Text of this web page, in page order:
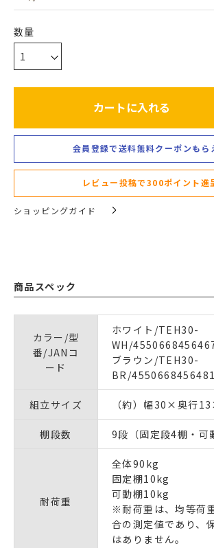
カートに入れる
会員登録で送料無料クーポンもら
レビュー投稿で300ポイント進
ショッピングガイド
商品スペック
カラー/型
番/JANコ
ード
ホワイト/TEH30-
WH/
ブラウン/TEH30-
BR/4550668456481
組立サイズ （約）幅30×奥行
棚段数 9段（固定段4棚・可
耐荷重
全体90kg
固定棚10kg
可動棚10kg
※耐荷重は、均等荷
合の測定値であり、
はありません。